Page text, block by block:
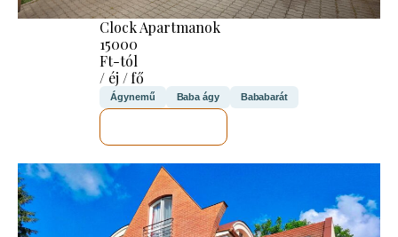
Clock Apartmanok
15000
Ft-tól
/ éj / fő
Ágynemű Baba ágy Bababarát